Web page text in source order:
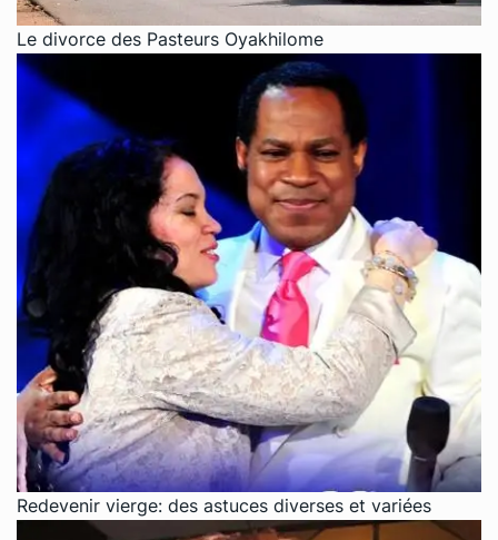
Le divorce des Pasteurs Oyakhilome
Redevenir vierge: des astuces diverses et variées